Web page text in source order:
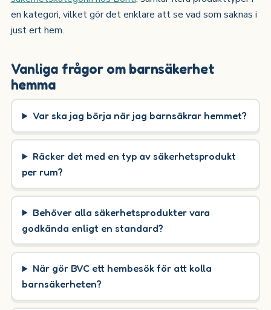
en kategori, vilket gör det enklare att se vad som saknas i
just ert hem.
Vanliga frågor om barnsäkerhet
hemma
Var ska jag börja när jag barnsäkrar hemmet?
Räcker det med en typ av säkerhetsprodukt
per rum?
Behöver alla säkerhetsprodukter vara
godkända enligt en standard?
När gör BVC ett hembesök för att kolla
barnsäkerheten?